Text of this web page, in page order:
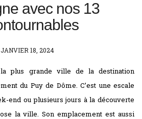
avec nos 13
POSTED
JANVIER 18, 2024
plus grande ville de la destination
du Puy de Dôme. C’est une escale
end ou plusieurs jours à la découverte
la ville. Son emplacement est aussi